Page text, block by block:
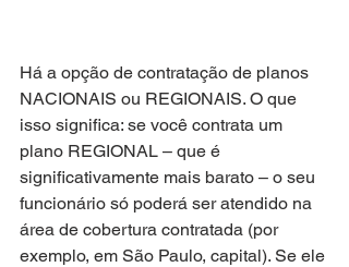
Há a opção de contratação de planos
NACIONAIS ou REGIONAIS. O que
isso significa: se você contrata um
plano REGIONAL – que é
significativamente mais barato – o seu
funcionário só poderá ser atendido na
área de cobertura contratada (por
exemplo, em São Paulo, capital). Se ele